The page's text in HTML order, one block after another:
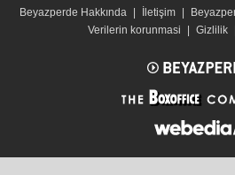
Beyazperde Hakkında | İletişim |
Verilerin korunmasi
| Gizlilik